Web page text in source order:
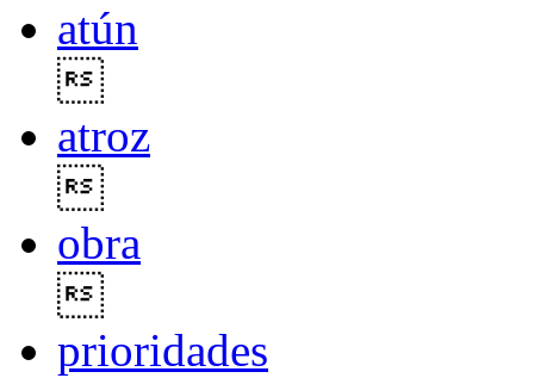
atún
atroz
obra
prioridades